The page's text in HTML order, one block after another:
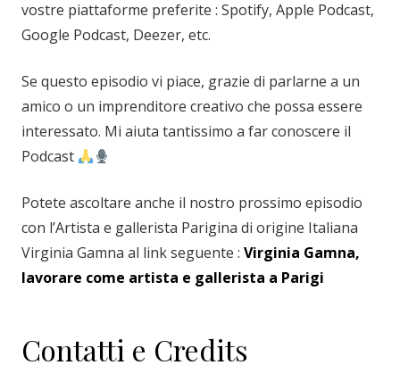
vostre piattaforme preferite : Spotify, Apple Podcast,
Google Podcast, Deezer, etc.
Se questo episodio vi piace, grazie di parlarne a un
amico o un imprenditore creativo che possa essere
interessato. Mi aiuta tantissimo a far conoscere il
Podcast
Potete ascoltare anche il nostro prossimo episodio
con l’Artista e gallerista Parigina di origine Italiana
Virginia Gamna al link seguente : Virginia Gamna,
lavorare come artista e gallerista a Parigi
Contatti e Credits